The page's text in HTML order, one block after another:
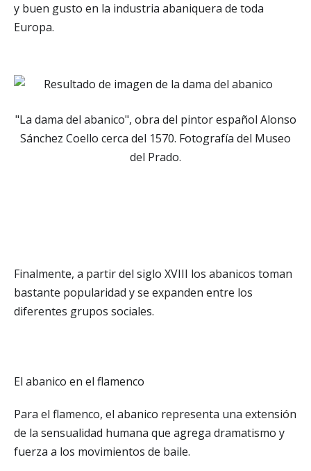
y buen gusto en la industria abaniquera de toda
Europa.
"La dama del abanico", obra del pintor español Alonso
Sánchez Coello cerca del 1570. Fotografía del Museo
del Prado.
Finalmente, a partir del siglo XVIII los abanicos toman
bastante popularidad y se expanden entre los
diferentes grupos sociales.
El abanico en el flamenco
Para el flamenco, el abanico representa una extensión
de la sensualidad humana que agrega dramatismo y
fuerza a los movimientos de baile.